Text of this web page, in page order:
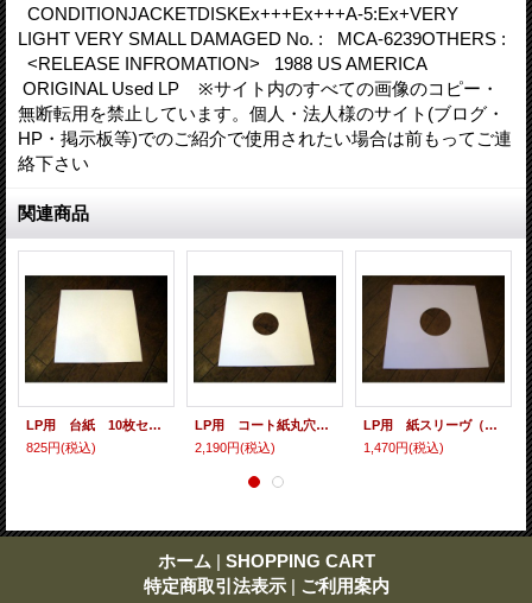
CONDITIONJACKETDISKEx+++Ex+++A-5:Ex+VERY
LIGHT VERY SMALL DAMAGED No. : MCA-6239OTHERS :
<RELEASE INFROMATION> 1988 US AMERICA
ORIGINAL Used LP ※サイト内のすべての画像のコピー・
無断転用を禁止しています。個人・法人様のサイト(ブログ・
HP・掲示板等)でのご紹介で使用されたい場合は前もってご連
絡下さい
関連商品
LP用 台紙 10枚セット
825円(税込)
LP用 コート紙丸穴ジャケ 10枚セット
2,190円(税込)
LP用 紙スリーヴ（レギュラー 四角の角） 10枚セット
1,470円(税込)
ホーム | SHOPPING CART
特定商取引法表示 | ご利用案内